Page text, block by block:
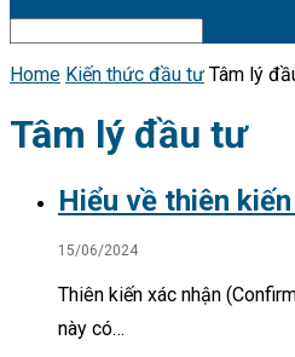
Home Kiến thức đầu tư Tâm lý
Tâm lý đầu tư
Hiểu về thiên
15/06/2024
Thiên kiến xác nhận
này có…